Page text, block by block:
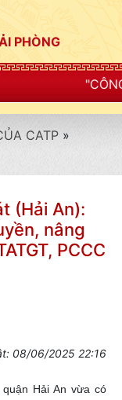
PHÒNG
AN THÀNH
CATP »
(Hải An):
nâng
PCCC
08/06/2025 22:16
Hải An vừa có